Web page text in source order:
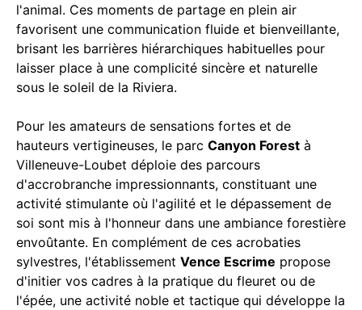
l'animal. Ces moments de partage en plein air
favorisent une communication fluide et bienveillante,
brisant les barrières hiérarchiques habituelles pour
laisser place à une complicité sincère et naturelle
sous le soleil de la Riviera.
Pour les amateurs de sensations fortes et de
hauteurs vertigineuses, le parc Canyon Forest à
Villeneuve-Loubet déploie des parcours
d'accrobranche impressionnants, constituant une
activité stimulante où l'agilité et le dépassement de
soi sont mis à l'honneur dans une ambiance forestière
envoûtante. En complément de ces acrobaties
sylvestres, l'établissement Vence Escrime propose
d'initier vos cadres à la pratique du fleuret ou de
l'épée, une activité noble et tactique qui développe la